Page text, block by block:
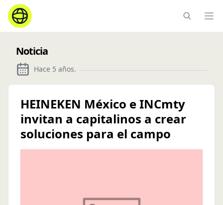
Noticia
Hace 5 años.
HEINEKEN México e INCmty
invitan a capitalinos a crear
soluciones para el campo